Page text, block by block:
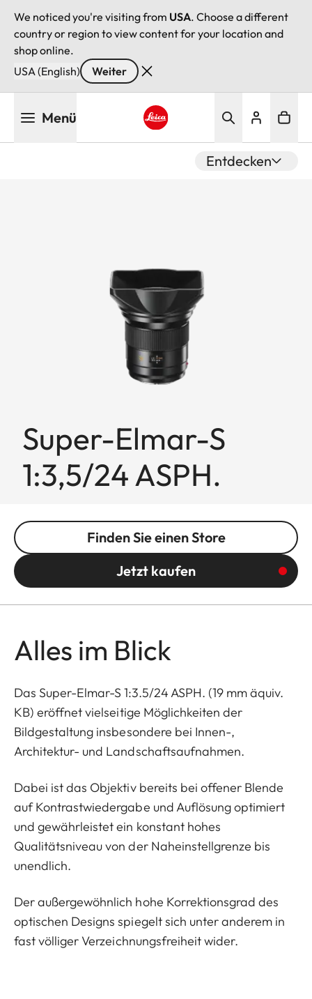
We noticed you're visiting from USA. Choose a different
country or region to view content for your location and
shop online.
USA (English)
Weiter
Menü
Entdecken
Super-Elmar-S
1:3,5/24 ASPH.
Finden Sie einen Store
Jetzt kaufen
Alles im Blick
Das Super-Elmar-S 1:3.5/24 ASPH. (19 mm äquiv.
KB) eröffnet vielseitige Möglichkeiten der
Bildgestaltung insbesondere bei Innen-,
Architektur- und Landschaftsaufnahmen.
Dabei ist das Objektiv bereits bei offener Blende
auf Kontrastwiedergabe und Auflösung optimiert
und gewährleistet ein konstant hohes
Qualitätsniveau von der Naheinstellgrenze bis
unendlich.
Der außergewöhnlich hohe Korrektionsgrad des
optischen Designs spiegelt sich unter anderem in
fast völliger Verzeichnungsfreiheit wider.